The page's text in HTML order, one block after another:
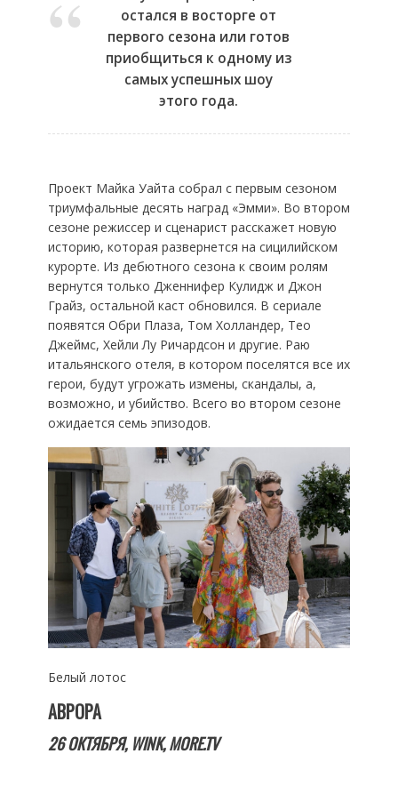
остался в восторге от
первого сезона или готов
приобщиться к одному из
самых успешных шоу
этого года.
Проект Майка Уайта собрал с первым сезоном
триумфальные десять наград «Эмми». Во втором
сезоне режиссер и сценарист расскажет новую
историю, которая развернется на сицилийском
курорте. Из дебютного сезона к своим ролям
вернутся только Дженнифер Кулидж и Джон
Грайз, остальной каст обновился. В сериале
появятся Обри Плаза, Том Холландер, Тео
Джеймс, Хейли Лу Ричардсон и другие. Раю
итальянского отеля, в котором поселятся все их
герои, будут угрожать измены, скандалы, а,
возможно, и убийство. Всего во втором сезоне
ожидается семь эпизодов.
Белый лотос
АВРОРА
26 ОКТЯБРЯ, WINK,MORE.TV